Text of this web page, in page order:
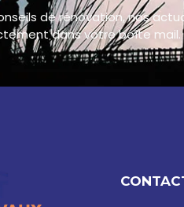
de rénovation, nos
dans votre boîte mail.